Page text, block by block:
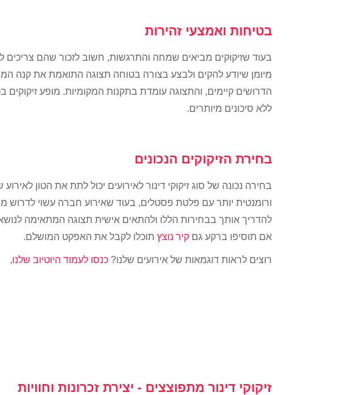
בטיחות ואמצעי זהירות
בעוד שזיקוקים מביאים שמחה והתרגשות, חשוב לזכור שהם צריכים
מיומן שיודע להקים ולבצע בצורה בטוחה תצוגה התואמת את קנה
הדרושים קיימים, והתצוגה עומדת בתקנות המקומיות. מופע
ללא סיכונים מיותרים.
בחירת הזיקוקים הנכונים
בחירה נכונה של סוג זיקוקי דינור לאירועים יכול לתת את הטון
ורומנטית יותר עם פלטת פסטלים, בעוד שאירוע חברה עשוי לדרוש
להדריך אותך בבחירות הללו ולהתאים אישית תצוגה המתאימה
אם תוסיפו ברקע גם קיר נוצץ תוכלו לקבל את האפקט המושלם.
רוצים לראות דוגמאות של אירועים שלנו? כנסו לעמוד היוטיוב שלנו,
זיקוקי דינור מתפוצצים - יצירת זכרונות וחוויות